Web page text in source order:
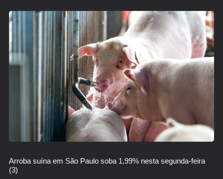
Arroba suína em São Paulo soba 1,99% nesta segunda-feira
(3)